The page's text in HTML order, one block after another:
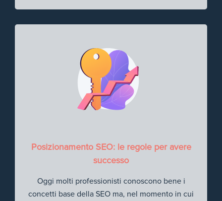
Posizionamento SEO: le regole per avere
successo
Oggi molti professionisti conoscono bene i
concetti base della SEO ma, nel momento in cui